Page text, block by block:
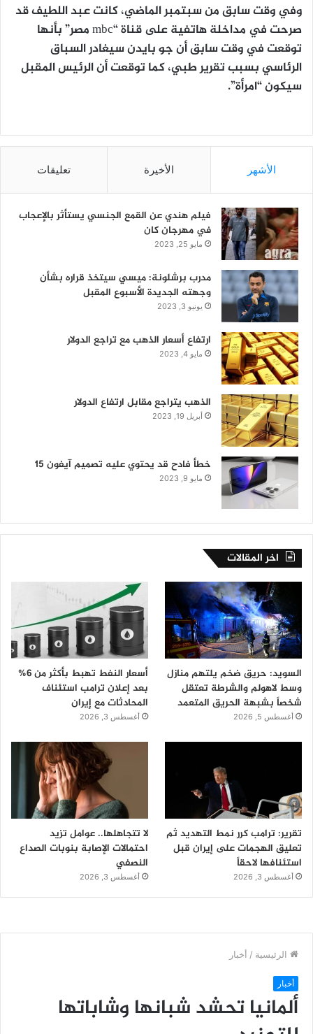
وفي وقت سابق من سبتمبر الماضي، كانت عبد اللطيف قد
صرحت في مداخلة هاتفية على قناة “mbc مصر” بأنها
توقعت في وقت سابق أن جو بايدن سيغادر السباق
الرئاسي بسبب تقرير طبي، كما توقعت أن الرئيس المقبل
سيكون “امرأة”.
الأشهر الأخيرة تعليقات
فيلم هندي عن القمع الجنسي يستأثر بالإعجاب
في مهرجان كان
مايو 25, 2023
مدرب برشلونة: ميسي سيتخذ قراره بشأن
وجهته الجديدة الأسبوع المقبل
يونيو 3, 2023
ارتفاع أسعار الذهب مع تراجع الدولار
مايو 4, 2023
الذهب يتراجع مقابل ارتفاع الدولار
أبريل 19, 2023
خطأ فادح قد يحتوي عليه تصميم آيفون 15
مايو 9, 2023
اخر المقالات
السويد: حريق ضخم يلتهم منازل
وسط لاهولم والشرطة تعتقل
شخصاً بشبهة الحريق المتعمد
أغسطس 5, 2026
أسعار النفط تهبط بأكثر من 6%
بعد إعلان ترامب استئناف
المحادثات مع إيران
أغسطس 3, 2026
تقرير: ترامب كرر نمط التهديد ثم
تعليق الهجمات على إيران قبل
استئنافها لاحقاً
أغسطس 3, 2026
لا تتجاهلها.. عوامل تزيد
احتمالات الإصابة بنوبات الصداع
النصفي
أغسطس 3, 2026